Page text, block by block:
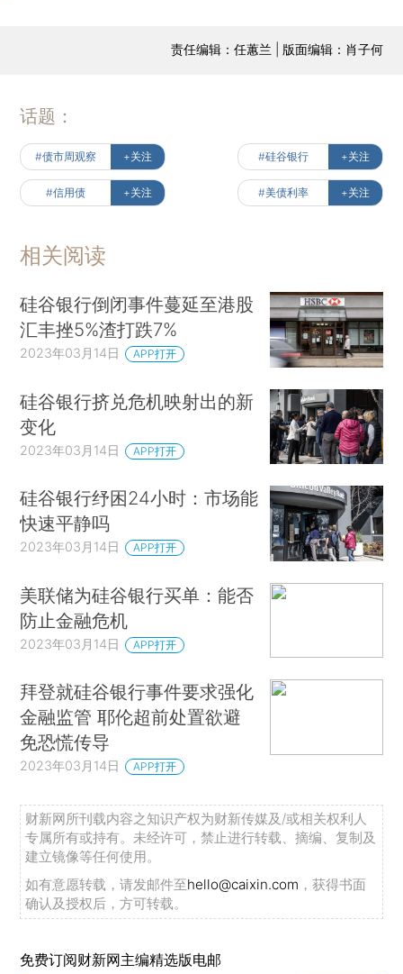
责任编辑：任蕙兰 | 版面编辑：肖子何
话题：
#债市周观察 +关注 #硅谷银行 +关注
#信用债 +关注 #美债利率 +关注
相关阅读
硅谷银行倒闭事件蔓延至港股
汇丰挫5%渣打跌7%
2023年03月14日 APP打开
硅谷银行挤兑危机映射出的新
变化
2023年03月14日 APP打开
硅谷银行纾困24小时：市场能
快速平静吗
2023年03月14日 APP打开
美联储为硅谷银行买单：能否
防止金融危机
2023年03月14日 APP打开
拜登就硅谷银行事件要求强化
金融监管 耶伦超前处置欲避
免恐慌传导
2023年03月14日 APP打开
财新网所刊载内容之知识产权为财新传媒及/或相关权利人
专属所有或持有。未经许可，禁止进行转载、摘编、复制及
建立镜像等任何使用。
如有意愿转载，请发邮件至hello@caixin.com ，获得书面
确认及授权后，方可转载。
免费订阅财新网主编精选版电邮